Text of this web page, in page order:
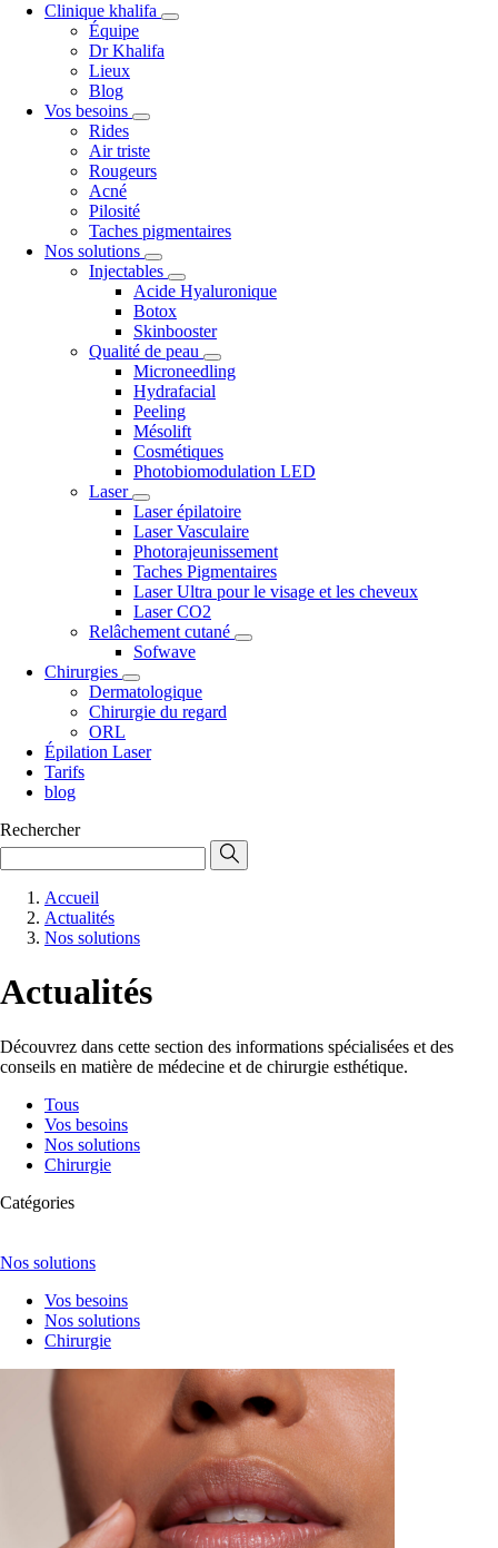
Clinique khalifa
Équipe
Dr Khalifa
Lieux
Blog
Vos besoins
Rides
Air triste
Rougeurs
Acné
Pilosité
Taches pigmentaires
Nos solutions
Injectables
Acide Hyaluronique
Botox
Skinbooster
Qualité de peau
Microneedling
Hydrafacial
Peeling
Mésolift
Cosmétiques
Photobiomodulation LED
Laser
Laser épilatoire
Laser Vasculaire
Photorajeunissement
Taches Pigmentaires
Laser Ultra pour le visage et les cheveux
Laser CO2
Relâchement cutané
Sofwave
Chirurgies
Dermatologique
Chirurgie du regard
ORL
Épilation Laser
Tarifs
blog
Rechercher
Accueil
Actualités
Nos solutions
Actualités
Découvrez dans cette section des informations spécialisées et des
conseils en matière de médecine et de chirurgie esthétique.
Tous
Vos besoins
Nos solutions
Chirurgie
Catégories
Nos solutions
Vos besoins
Nos solutions
Chirurgie